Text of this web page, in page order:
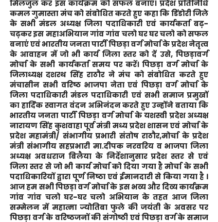
मिलजुल कर इस कार्यक्रम को सफल बनाएं। प्रदेश प्रतिनिधि
कमल गुमास्ता मंच को संबोधित करते हुए कहा कि डिंडोरी जिले
के सभी मंडल अध्यक्ष जिला पदाधिकारी एवं कार्यकर्ता बढ़-
चढ़कर इस महाअभियान गांव गांव चलो घर घर चलो को सफल
बनाएं एवं भारतीय जनता पार्टी पिछड़ा वर्ग मोर्चा के प्रदेश नेतृत्व
के आवाहन में जो भी कार्य जिला स्तर को दें उसे, पिछड़ावर्ग
मोर्चा के सभी कार्यकर्ता समय पर करें। पिछड़ा वर्ग मोर्चा के
जिलाध्यक्ष दशरथ सिंह राठौर ने मंच को संबोधित करते हुए
मंचासीन सभी वरिष्ठ भाजपा नेता एवं पिछड़ा वर्ग मोर्चा के
जिला पदाधिकारी मंडल पदाधिकारी एवं सभी समाज प्रमुखों
का हार्दिक स्वागत वंदन अभिनंदन करते हुए उन्होंने बताया कि
भारतीय जनता पार्टी पिछड़ा वर्ग मोर्चा के यशस्वी प्रदेश अध्यक्ष
नारायण सिंह कुशवाहा पूर्व मंत्री मध्य प्रदेश शासन एवं मोर्चा के
प्रदेश महामंत्री/ संभागीय प्रभारी संतोष राठौर,मोर्चा के प्रदेश
मंत्री संभागीय सहप्रभारी मा.दीपक नरवरिय व भाजपा जिला
अध्यक्ष अवधराज बिलैया के निर्देशानुसार प्रदेश स्तर से एवं
जिला स्तर से जो भी कार्य मोर्चा को दिया गया है मोर्चा के सभी
पदाधिकारियों द्वारा पूर्ण निष्ठा एवं ईमानदारी से किया गया है ।
आज हम सभी पिछड़ा वर्ग मोर्चा के इस भव्य और दिव्य कार्यक्रम
गांव गांव चलो घर-घर चलो अभियान के तहत आज जिला
सम्मेलन में महात्मा ज्योतिबा फुले की जयंती के अवसर पर
पिछड़ा वर्ग के वरिष्ठजनों की संगोष्ठी एवं पिछड़ा वर्ग के समाज